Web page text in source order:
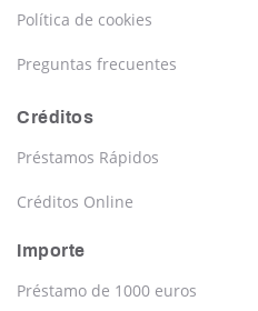
Política de cookies
Preguntas frecuentes
Créditos
Préstamos Rápidos
Créditos Online
Importe
Préstamo de 1000 euros